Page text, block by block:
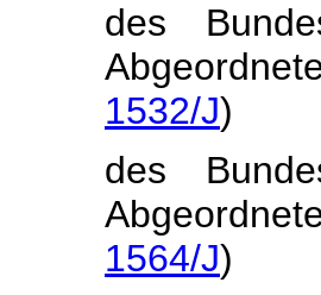
des
1532/J)
des
1564/J)